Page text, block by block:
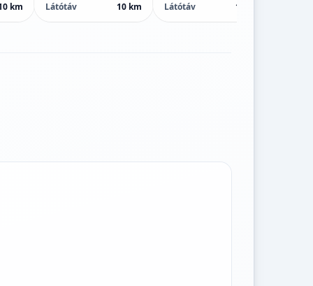
km
Látótáv
10 km
Látótáv
10 km